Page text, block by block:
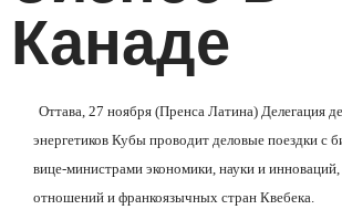
Канаде
Оттава, 27 ноября (Пренса Латина) Делегация
энергетиков Кубы проводит деловые поездки с
вице-министрами экономики, науки и
отношений и франкоязычных стран Квебека.